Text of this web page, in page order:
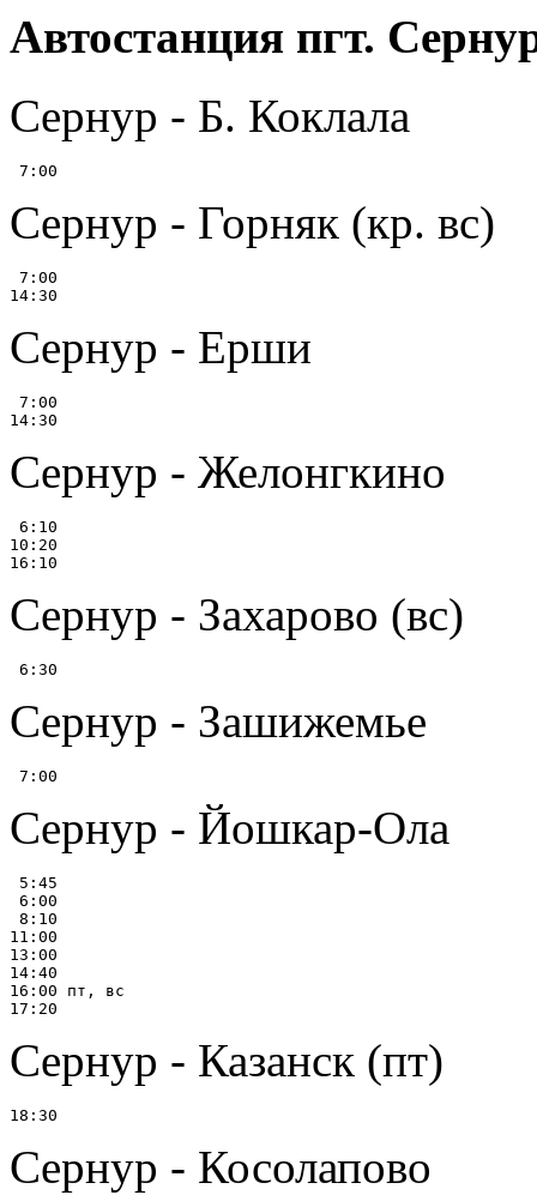
Автостанция пгт.
Сернур - Б. Коклала
Сернур - Горняк (кр. вс)
7:00
Сернур - Ерши
7:00
Сернур - Желонгкино
6:10
10:20
Сернур - Захарово (вс)
Сернур - Зашижемье
Сернур - Йошкар-Ола
5:45
6:00
8:10
11:00
13:00
14:40
16:00 пт, вс
Сернур - Казанск (пт)
Сернур - Косолапово